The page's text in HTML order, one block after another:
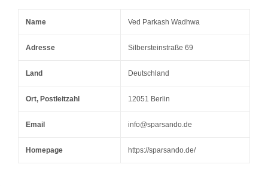
Name Ved Parkash Wadhwa
Adresse Silbersteinstraße 69
Land Deutschland
Ort, Postleitzahl 12051 Berlin
Email info@sparsando.de
Homepage https://sparsando.de/